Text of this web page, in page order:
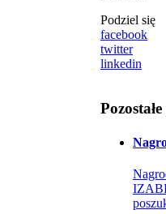
Podziel się
facebook
twitter
linkedin